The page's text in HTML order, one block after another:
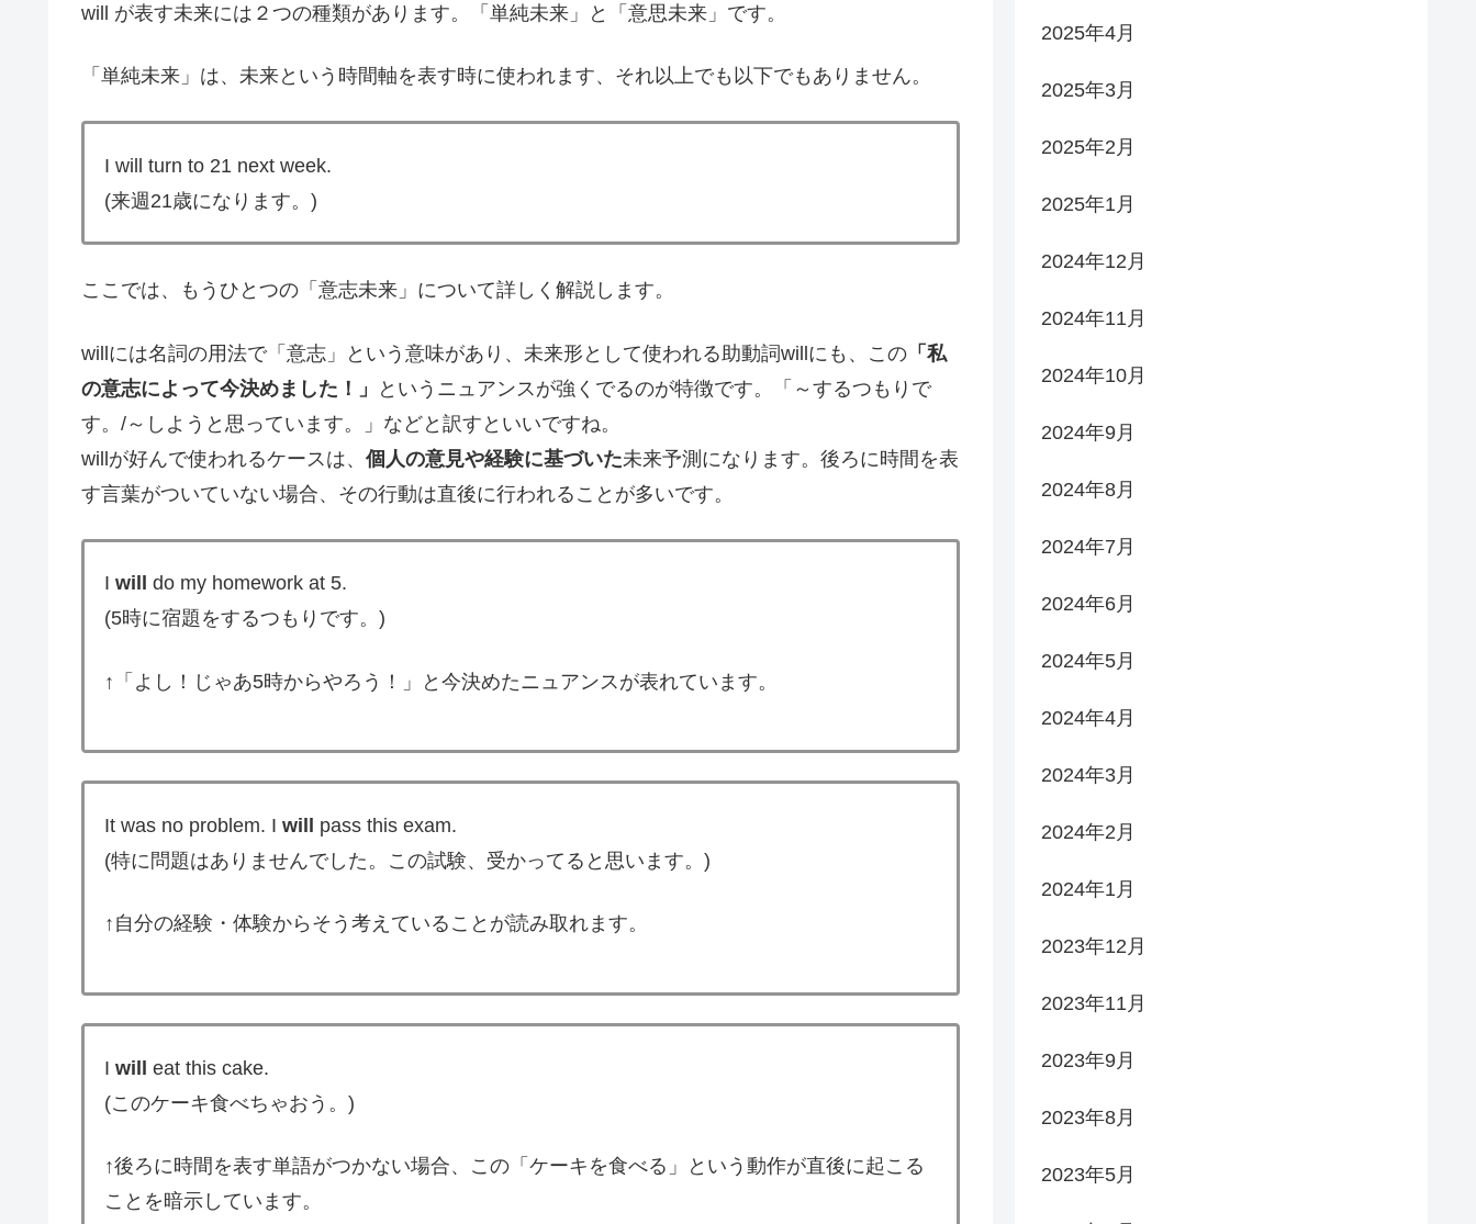
will が表す未来には２つの種類があります。「単純未来」と「意思未来」です。
「単純未来」は、未来という時間軸を表す時に使われます、それ以上でも以下でもありません。
I will turn to 21 next week.
(来週21歳になります。)
ここでは、もうひとつの「意志未来」について詳しく解説します。
willには名詞の用法で「意志」という意味があり、未来形として使われる助動詞willにも、この 「私
の意志によって今決めました！」
というニュアンスが強くでるのが特徴です。「～するつもりで
す。/～しようと思っています。」などと訳すといいですね。
willが好んで使われるケースは、 個人の意見や経験に基づいた未来予測になります。後ろに時間を表
す言葉がついていない場合、その行動は直後に行われることが多いです。
I will
do my homework at 5.
(5時に宿題をするつもりです。)
↑「よし！じゃあ5時からやろう！」と今決めたニュアンスが表れています。
It was no problem. I will
pass this exam.
(特に問題はありませんでした。この試験、受かってると思います。)
↑自分の経験・体験からそう考えていることが読み取れます。
I will eat this cake.
(このケーキ食べちゃおう。)
↑後ろに時間を表す単語がつかない場合、この「ケーキを食べる」という動作が直後に起こる
ことを暗示しています。
2025年4月
2025年3月
2025年2月
2025年1月
2024年12月
2024年11月
2024年10月
2024年9月
2024年8月
2024年7月
2024年6月
2024年5月
2024年4月
2024年3月
2024年2月
2024年1月
2023年12月
2023年11月
2023年9月
2023年8月
2023年5月